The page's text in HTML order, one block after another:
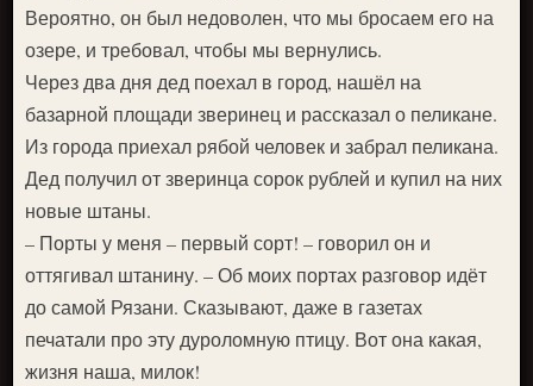
Вероятно, он был недоволен, что мы бросаем его на
озере, и требовал, чтобы мы вернулись.
Через два дня дед поехал в город, нашёл на
базарной площади зверинец и рассказал о пеликане.
Из города приехал рябой человек и забрал пеликана.
Дед получил от зверинца сорок рублей и купил на них
новые штаны.
– Порты у меня – первый сорт! – говорил он и
оттягивал штанину. – Об моих портах разговор идёт
до самой Рязани. Сказывают, даже в газетах
печатали про эту дуроломную птицу. Вот она какая,
жизня наша, милок!